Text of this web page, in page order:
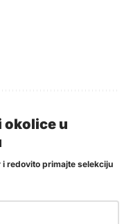
okolice u
redovito primajte selekciju